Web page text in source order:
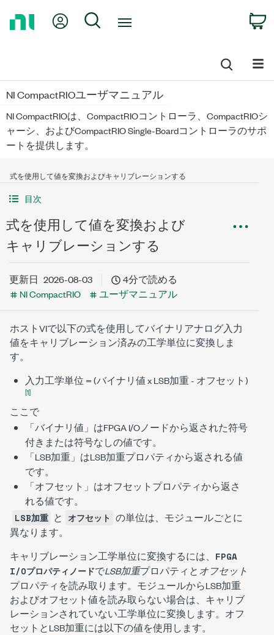
My Account
Search
NI CompactRIOユーザマニュアル
NI CompactRIOは、CompactRIOコントローラ、CompactRIOシ
ャーシ、およびCompactRIO Single-Boardコントローラのサポ
ートを提供します。
式を使用して値を変換およびキャリブレーションする
目次
式を使用して値を変換および
キャリブレーションする
更新日 2026-08-03
4分で読める
NI CompactRIO
ユーザマニュアル
ホストVIで以下の式を使用してバイナリアナログ入力
値をキャリブレーション済みの工学単位に変換しま
す。
入力工学単位 = (バイナリ値 x LSB加重 - オフセット)
[1]
ここで
「バイナリ値」はFPGA I/Oノードから返された符号
付きまたは符号なしの値です。
「LSB加重」はLSB加重プロパティから返される値
です。
「オフセット」はオフセットプロパティから返さ
れる値です。
LSB加重 と オフセット の単位は、モジュールごとに
異なります。
キャリブレーション工学単位に変換するには、 FPGA
I/OプロパティノードでLSB加重プロパティとオフセット
プロパティを読み取ります。モジュールからLSB加重
およびオフセット値を読み取らない場合は、キャリブ
レーションされていない工学単位に変換します。オフ
セットとLSB加重には以下の値を使用します。